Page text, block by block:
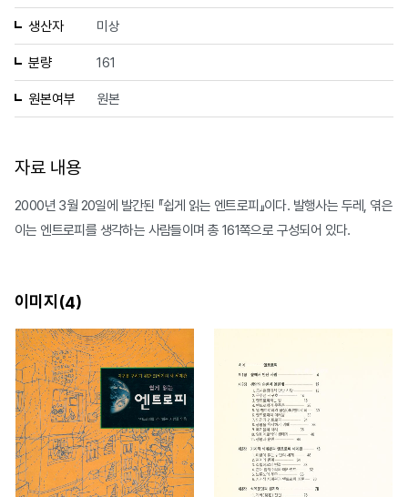
생산자 미상
분량 161
원본여부 원본
자료 내용
2000년 3월 20일에 발간된 『쉽게 읽는 엔트로피』이다. 발행사는 두레, 엮은
이는 엔트로피를 생각하는 사람들이며 총 161쪽으로 구성되어 있다.
이미지(4)